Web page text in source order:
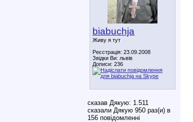
biabuchja
Живу я тут
Реєстрація: 23.09.2008
Звідки Ви: львів
Дописи: 236
сказав Дякую: 1.511
сказали Дякую 950 раз(и) в
156 повідомленні